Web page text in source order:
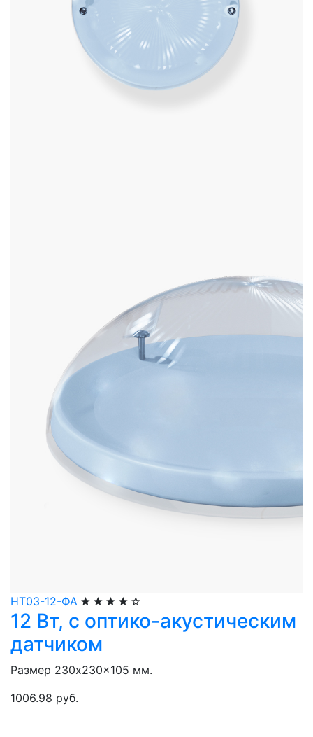
НТ03-12-ФА
12 Вт, с оптико-акустическим
датчиком
Размер 230x230x105 мм.
1006.98 руб.